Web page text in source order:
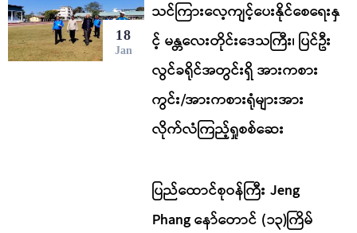
18
Jan
သင်ကြားလေ့ကျင့်ပေးနိုင်စေရေးနှ
င့် မန္တလေးတိုင်းဒေသကြီး၊ ပြင်ဦး
လွင်ခရိုင်အတွင်းရှိ အားကစား
ကွင်း/အားကစားရုံများအား
လိုက်လံကြည့်ရှုစစ်ဆေး
ပြည်ထောင်စုဝန်ကြီး Jeng
Phang နော်တောင် (၁၃)ကြိမ်